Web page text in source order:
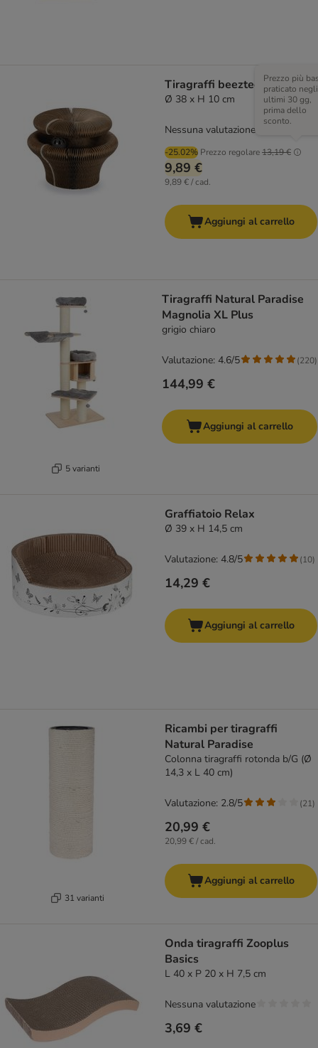
Tiragraffi beeztees Siep
Ø 38 x H 10 cm
-25.02% Prezzo regolare13,19 €
Prezzo più
praticato negli
ultimi 30 gg,
prima dello
sconto.
9,89 €
9,89 € / cad.
Nessuna valutazione
Aggiungi al carrello
5 varianti
Tiragraffi Natural Paradise
Magnolia XL Plus
grigio chiaro
144,99 €
Valutazione: 4.6/5 (220)
Aggiungi al carrello
Graffiatoio Relax
Ø 39 x H 14,5 cm
14,29 €
Valutazione: 4.8/5 (10)
Aggiungi al carrello
31 varianti
Ricambi per tiragraffi
Natural Paradise
Colonna tiragraffi rotonda b/G (Ø
14,3 x L 40 cm)
20,99 €
20,99 € / cad.
Valutazione: 2.8/5 (21)
Aggiungi al carrello
Onda tiragraffi Zooplus
Basics
L 40 x P 20 x H 7,5 cm
3,69 €
Nessuna valutazione